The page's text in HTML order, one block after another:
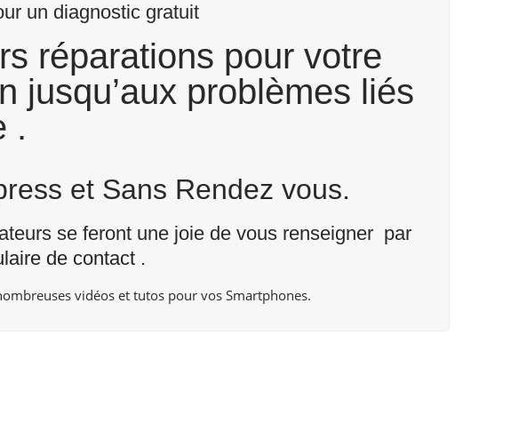
un diagnostic gratuit
réparations pour votre
jusqu’aux problèmes liés
.
et Sans Rendez vous.
se feront une joie de vous renseigner par
de contact.
vidéos et tutos pour vos Smartphones.